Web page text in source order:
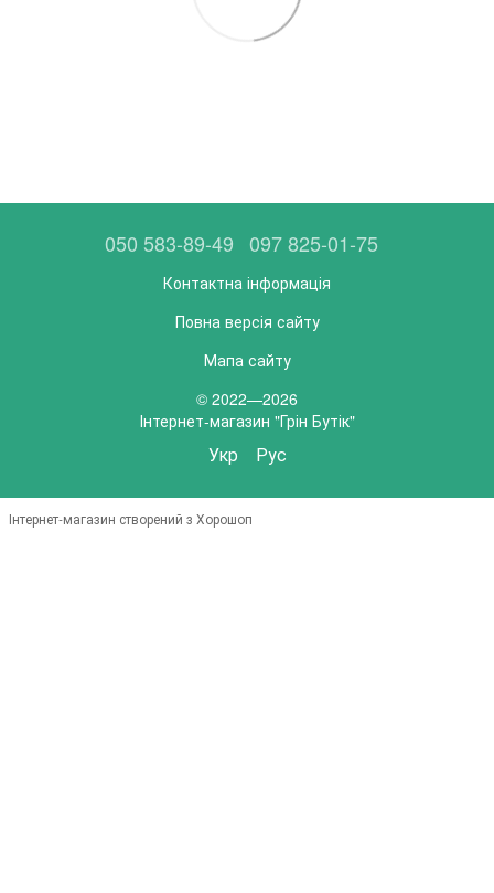
050 583-89-49 097 825-01-75
Контактна інформація
Повна версія сайту
Мапа сайту
© 2022—2026
Інтернет-магазин "Грін Бутік"
Укр Рус
Інтернет-магазин створений з Хорошоп